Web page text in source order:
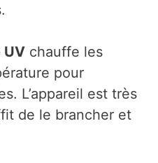
UV chauffe les
pour
L’appareil est très
de le brancher et